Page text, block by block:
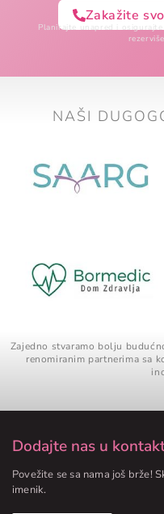
Zakažite
Planirajte unapred i
NAŠI
Zajedno stvaramo bolju
renomiranim partnerima sa
Dodajte nas u
Povežite se sa nama još brže!
imenik.